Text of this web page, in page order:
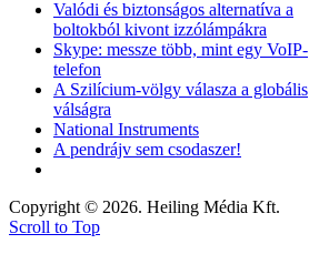
Valódi és biztonságos alternatíva a
boltokból kivont izzólámpákra
Skype: messze több, mint egy VoIP-
telefon
A Szilícium-völgy válasza a globális
válságra
National Instruments
A pendrájv sem csodaszer!
Copyright © 2026. Heiling Média Kft.
Scroll to Top